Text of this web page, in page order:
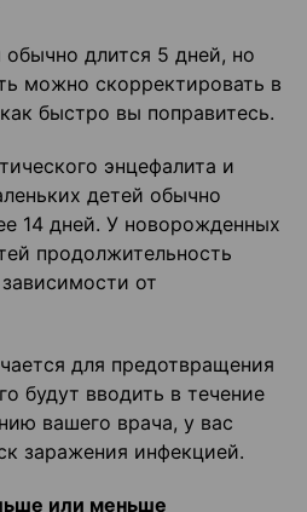
длится 5 дней, но
можно скорректировать в
быстро вы поправитесь.
энцефалита и
детей обычно
14 дней. У новорожденных
продолжительность
от
для предотвращения
будут вводить в течение
вашего врача, у вас
заражения инфекцией.
или меньше